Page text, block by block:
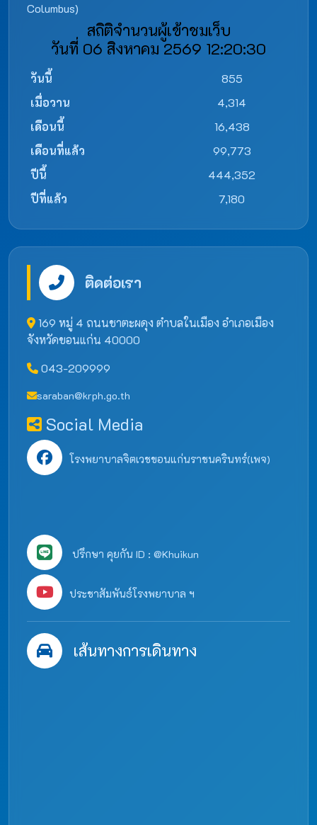
Columbus)
สถิติจำนวนผู้เข้าชมเว็บ
วันที่ 06 สิงหาคม 2569 12:20:30
วันนี้
855
เมื่อวาน
4,314
เดือนนี้
16,438
เดือนที่แล้ว
99,773
ปีนี้
444,352
ปีที่แล้ว
7,180
ติดต่อเรา
169 หมู่ 4 ถนนชาตะผดุง ตำบลในเมือง อำเภอเมือง
จังหวัดขอนแก่น 40000
043-209999
saraban@krph.go.th
Social Media
โรงพยาบาลจิตเวชขอนแก่นราชนครินทร์(เพจ)
ปรึกษา คุยกัน ID : @Khuikun
ประชาสัมพันธ์โรงพยาบาล ฯ
เส้นทางการเดินทาง